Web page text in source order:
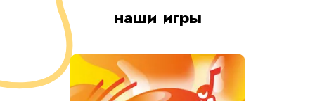
наши игры